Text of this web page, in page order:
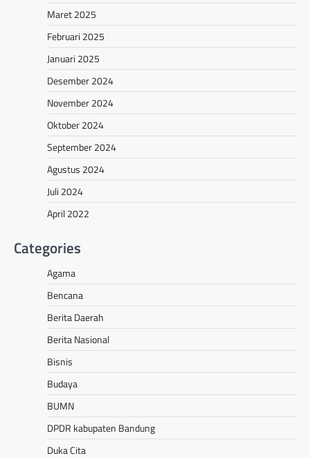
Maret 2025
Februari 2025
Januari 2025
Desember 2024
November 2024
Oktober 2024
September 2024
Agustus 2024
Juli 2024
April 2022
Categories
Agama
Bencana
Berita Daerah
Berita Nasional
Bisnis
Budaya
BUMN
DPDR kabupaten Bandung
Duka Cita